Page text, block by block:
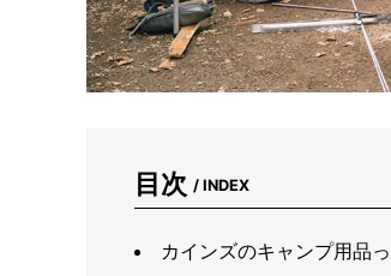
目次 / INDEX
カインズのキャンプ用品